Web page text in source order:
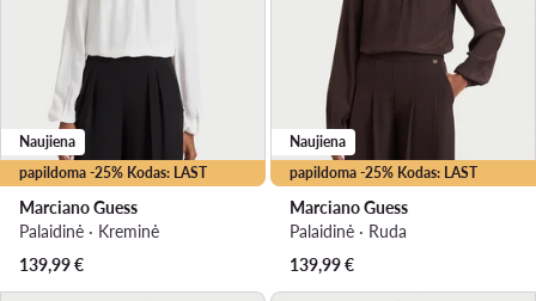
papildoma -25% Kodas: LAST
Naujiena
Marciano Guess
Palaidinė · Kreminė
139,99€
papildoma -25% Kodas: LAST
Naujiena
Marciano Guess
Palaidinė · Ruda
139,99€